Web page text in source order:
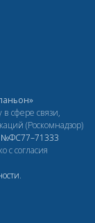
сфере связи,
(Роскомнадзор)
№ФС77–71333
с согласия
.